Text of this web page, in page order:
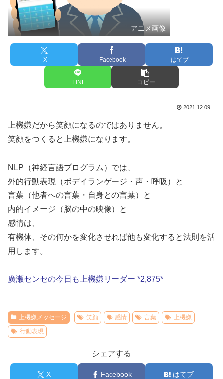
アニメ画像
X Facebook はてブ
LINE コピー
2021.12.09
上機嫌だから笑顔になるのではありません。
笑顔をつくると上機嫌になります。
NLP（神経言語プログラム）では、
外的行動表現（ボデイランゲージ・声・呼吸）と
言葉（他者への言葉・自身との言葉）と
内的イメージ（脳の中の映像）と
感情は、
有機体、その何かを変化させれば他も変化すると法則を活
用します。
廣瀬センセの今日も上機嫌リーダー *2,875*
上機嫌メッセージ 笑顔 感情 言葉
上機嫌
行動表現
シェアする
X Facebook はてブ